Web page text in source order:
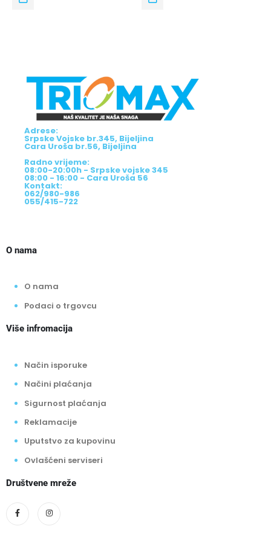
Adrese:
Srpske Vojske br.345, Bijeljina
Cara Uroša br.56, Bijeljina
Radno vrijeme:
08:00-20:00h - Srpske vojske 345
08:00 - 16:00 - Cara Uroša 56
Kontakt:
062/980-986
055/415-722
O nama
O nama
Podaci o trgovcu
Više infromacija
Način isporuke
Načini plaćanja
Sigurnost plaćanja
Reklamacije
Uputstvo za kupovinu
Ovlašćeni serviseri
Društvene mreže